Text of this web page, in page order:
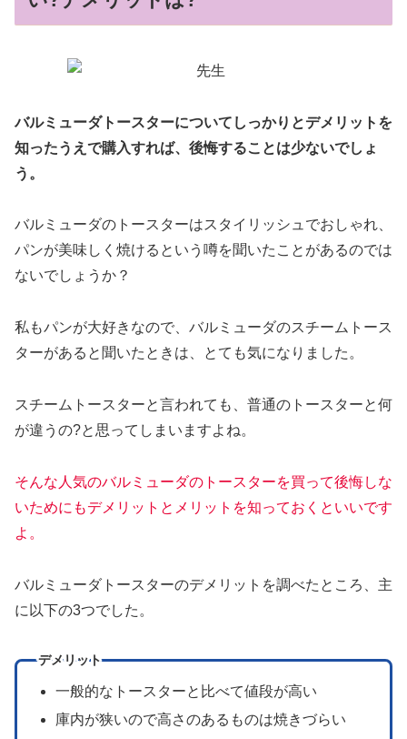
バルミューダトースターについてしっかりとデメリットを
知ったうえで購入すれば、後悔することは少ないでしょ
う。
バルミューダのトースターはスタイリッシュでおしゃれ、
パンが美味しく焼けるという噂を聞いたことがあるのでは
ないでしょうか？
私もパンが大好きなので、バルミューダのスチームトース
ターがあると聞いたときは、とても気になりました。
スチームトースターと言われても、普通のトースターと何
が違うの?と思ってしまいますよね。
そんな人気のバルミューダのトースターを買って後悔しな
いためにもデメリットとメリットを知っておくといいです
よ。
バルミューダトースターのデメリットを調べたところ、主
に以下の3つでした。
デメリット
一般的なトースターと比べて値段が高い
庫内が狭いので高さのあるものは焼きづらい